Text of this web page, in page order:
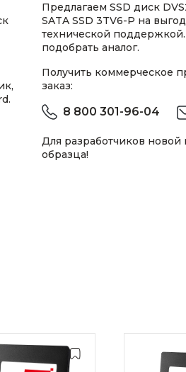
Предлагаем SSD диск
SATA SSD 3TV6-P на
технической
подобрать аналог.
Получить коммерческое
заказ:
8 800 301-96-04
Для разработчиков
образца!